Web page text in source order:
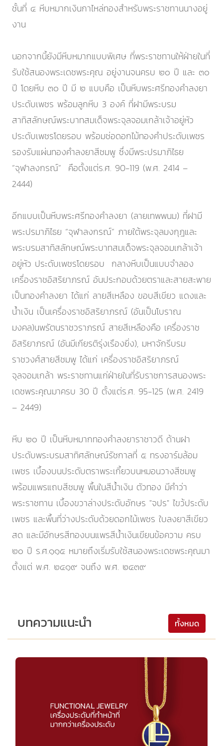
ชั้นที่ ๔ หีบหมากเงินกาไหล่ทองสำหรับพระราชทานนางอยู่
งาน
นอกจากนี้ยังมีหีบหมากแบบพิเศษ ที่พระราชทานให้ฝ่ายในที่
รับใช้สนองพระเดชพระคุณ อยู่งานจนครบ ๒๐ ปี และ ๓๐
ปี โดยหีบ ๓๐ ปี มี ๒ แบบคือ เป็นหีบพระศรีทองคำลงยา
ประดับเพชร พร้อมลูกหีบ 3 องค์ ที่ฝามีพระบรม
สาทิสลักษณ์พระบาทสมเด็จพระจุลจอมเกล้าเจ้าอยู่หัว
ประดับเพชรโดยรอบ พร้อมช่อดอกไม้ทองคำประดับเพชร
รองรับแผ่นทองคำลงยาสีชมพู ซึ่งมีพระปรมาภิไธย
“จุฬาลงกรณ์” คือตั้งแต่ร.ศ. 90-119 (พ.ศ. 2414 –
2444)
อีกแบบเป็นหีบพระศรีทองคำลงยา (ลายเทพพนม) ที่ฝามี
พระปรมาภิไธย “จุฬาลงกรณ์” ภายใต้พระจุลมงกุฎและ
พระบรมสาทิสลักษณ์พระบาทสมเด็จพระจุลจอมเกล้าเจ้า
อยู่หัว ประดับเพชรโดยรอบ กลางหีบเป็นแบบจำลอง
เครื่องราชอิสริยาภรณ์ อันประกอบด้วยตราและสายสะพาย
เป็นทองคำลงยา ได้แก่ ลายสีเหลือง ขอบสีเขียว แดงและ
น้ำเงิน เป็นเครื่องราชอิสริยาภรณ์ (อันเป็นโบราณ
มงคล)นพรัตนราชวราภรณ์ สายสีเหลืองคือ เครื่องราช
อิสริยาภรณ์ (อันมีเกียรติรุ่งเรืองยิ่ง), มหาจักรีบรม
ราชวงศ์สายสีชมพู ได้แก่ เครื่องราชอิสริยาภรณ์
จุลจอมเกล้า พระราชทานแก่ฝ่ายในที่รับราชการสนองพระ
เดชพระคุณมาครบ 30 ปี ตั้งแต่ร.ศ. 95-125 (พ.ศ. 2419
– 2449)
หีบ ๒๐ ปี เป็นหีบหมากทองคำลงยาราชาวดี ด้านฝา
ประดับพระบรมสาทิศลักษณ์รัชกาลที่ ๕ ทรงอาร์มล้อม
เพชร เบื้องบนประดับตราพระเกี้ยวบนหมอนวางสีชมพู
พร้อมแพรแถบสีชมพู พื้นในสีน้ำเงิน ตัวทอง มีคำว่า
พระราชทาน เบื้องขวาล่างประดับอักษร "จปร" ไขว้ประดับ
เพชร และพื้นที่ว่างประดับด้วยดอกไม้เพชร ใบลงยาสีเขียว
สด และมีอักษรสีทองบนแพรสีน้ำเงินเขียนข้อความ ครบ
๒๐ ปี ร.ศ.๑๑๕ หมายถึงเริ่มรับใช้สนองพระเดชพระคุณมา
ตั้งแต่ พ.ศ. ๒๔๑๙ จนถึง พ.ศ. ๒๔๓๙
บทความแนะนำ ทั้งหมด